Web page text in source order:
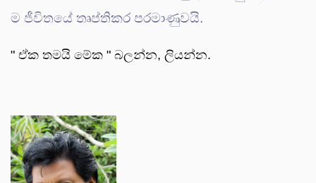
ම ජීවිතයේ තෘප්තිකර පරමාණුවයි.
" ඒක තමයි මේක " බලන්න, ලියන්න.